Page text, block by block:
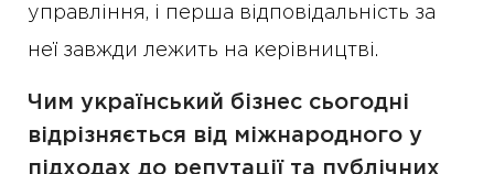
управління, і перша відповідальність за
неї завжди лежить на керівництві.
Чим український бізнес сьогодні
відрізняється від міжнародного у
підходах до репутації та публічних